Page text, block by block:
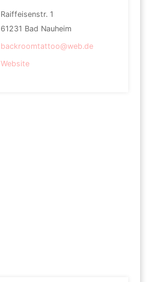
Raiffeisenstr. 1
61231 Bad Nauheim
backroomtattoo@web.de
Website